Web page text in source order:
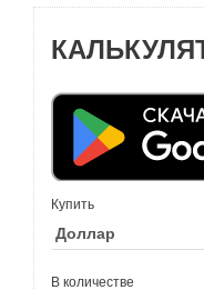
Купить
В количестве